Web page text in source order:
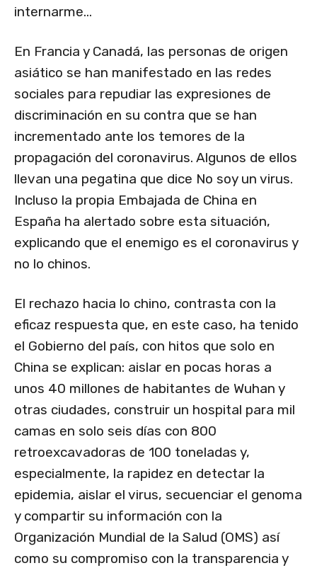
internarme…
En Francia y Canadá, las personas de origen
asiático se han manifestado en las redes
sociales para repudiar las expresiones de
discriminación en su contra que se han
incrementado ante los temores de la
propagación del coronavirus. Algunos de ellos
llevan una pegatina que dice No soy un virus.
Incluso la propia Embajada de China en
España ha alertado sobre esta situación,
explicando que el enemigo es el coronavirus y
no lo chinos.
El rechazo hacia lo chino, contrasta con la
eficaz respuesta que, en este caso, ha tenido
el Gobierno del país, con hitos que solo en
China se explican: aislar en pocas horas a
unos 40 millones de habitantes de Wuhan y
otras ciudades, construir un hospital para mil
camas en solo seis días con 800
retroexcavadoras de 100 toneladas y,
especialmente, la rapidez en detectar la
epidemia, aislar el virus, secuenciar el genoma
y compartir su información con la
Organización Mundial de la Salud (OMS) así
como su compromiso con la transparencia y